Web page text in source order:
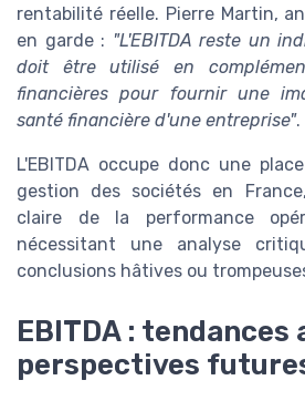
rentabilité réelle. Pierre Martin,
en garde : "L'EBITDA reste un
doit être utilisé en
financières pour fournir une
santé financière d'une entreprise".
L'EBITDA occupe donc une
gestion des sociétés en
claire de la performance
nécessitant une analyse
conclusions hâtives ou
EBITDA :
perspectives